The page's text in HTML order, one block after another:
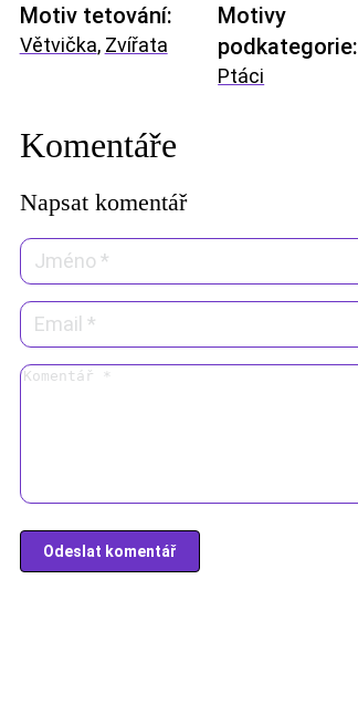
Motiv tetování:
Větvička, Zvířata
Motivy
podkategorie:
Ptáci
Komentáře
Napsat komentář